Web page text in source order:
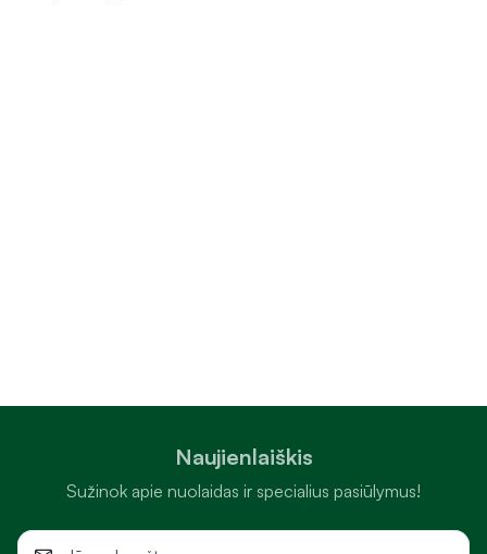
Naujienlaiškis
Sužinok apie nuolaidas ir specialius pasiūlymus!